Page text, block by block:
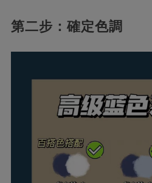
第二步：確定色調